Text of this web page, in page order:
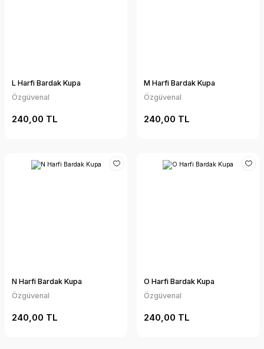
L Harfi Bardak Kupa
Özgüvenal
240,00 TL
M Harfi Bardak Kupa
Özgüvenal
240,00 TL
N Harfi Bardak Kupa
Özgüvenal
240,00 TL
O Harfi Bardak Kupa
Özgüvenal
240,00 TL